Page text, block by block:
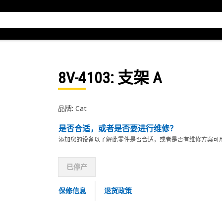
8V-4103: 支架 A
品牌: Cat
是否合适，或者是否要进行维修？
添加您的设备以了解此零件是否合适，或者是否有维修方案可
已停产
保修信息 退货政策